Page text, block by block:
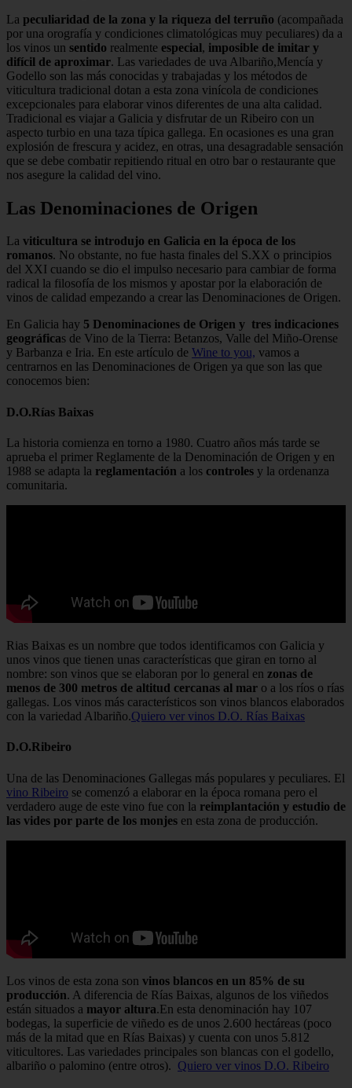
La peculiaridad de la zona y la riqueza del terruño (acompañada
por una orografía y condiciones climatológicas muy peculiares) da a
los vinos un sentido realmente especial, imposible de imitar y
difícil de aproximar. Las variedades de uva Albariño,Mencía y
Godello son las más conocidas y trabajadas y los métodos de
viticultura tradicional dotan a esta zona vinícola de condiciones
excepcionales para elaborar vinos diferentes de una alta calidad.
Tradicional es viajar a Galicia y disfrutar de un Ribeiro con un
aspecto turbio en una taza típica gallega. En ocasiones es una gran
explosión de frescura y acidez, en otras, una desagradable sensación
que se debe combatir repitiendo ritual en otro bar o restaurante que
nos asegure la calidad del vino.
Las Denominaciones de Origen
La viticultura se introdujo en Galicia en la época de los
romanos. No obstante, no fue hasta finales del S.XX o principios
del XXI cuando se dio el impulso necesario para cambiar de forma
radical la filosofía de los mismos y apostar por la elaboración de
vinos de calidad empezando a crear las Denominaciones de Origen.
En Galicia hay 5 Denominaciones de Origen y tres indicaciones
geográficas de Vino de la Tierra: Betanzos, Valle del Miño-Orense
y Barbanza e Iria. En este artículo de Wine to you, vamos a
centrarnos en las Denominaciones de Origen ya que son las que
conocemos bien:
D.O.Rías Baixas
La historia comienza en torno a 1980. Cuatro años más tarde se
aprueba el primer Reglamente de la Denominación de Origen y en
1988 se adapta la reglamentación a los controles y la ordenanza
comunitaria.
Rias Baixas es un nombre que todos identificamos con Galicia y
unos vinos que tienen unas características que giran en torno al
nombre: son vinos que se elaboran por lo general en zonas de
menos de 300 metros de altitud cercanas al mar o a los ríos o rías
gallegas. Los vinos más característicos son vinos blancos elaborados
con la variedad Albariño.Quiero ver vinos D.O. Rías Baixas
D.O.Ribeiro
Una de las Denominaciones Gallegas más populares y peculiares. El
vino Ribeiro se comenzó a elaborar en la época romana pero el
verdadero auge de este vino fue con la reimplantación y estudio de
las vides por parte de los monjes en esta zona de producción.
Los vinos de esta zona son vinos blancos en un 85% de su
producción. A diferencia de Rías Baixas, algunos de los viñedos
están situados a mayor altura.En esta denominación hay 107
bodegas, la superficie de viñedo es de unos 2.600 hectáreas (poco
más de la mitad que en Rías Baixas) y cuenta con unos 5.812
viticultores. Las variedades principales son blancas con el godello,
albariño o palomino (entre otros). Quiero ver vinos D.O. Ribeiro